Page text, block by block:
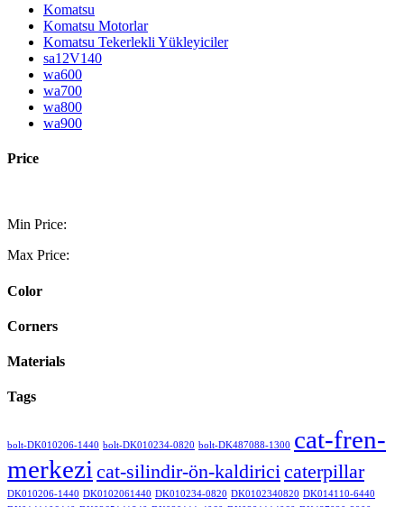
Komatsu
Komatsu Motorlar
Komatsu Tekerlekli Yükleyiciler
sa12V140
wa600
wa700
wa800
wa900
Price
Min Price:
Max Price:
Color
Corners
Materials
Tags
bolt-DK010206-1440 bolt-DK010234-0820 bolt-DK487088-1300 cat-fren-
merkezi cat-silindir-ön-kaldirici caterpillar
DK010206-1440 DK0102061440 DK010234-0820 DK0102340820 DK014110-6440